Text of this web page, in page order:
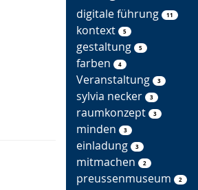
h
e
digitale führung 11
kontext 5
gestaltung 5
farben 4
Veranstaltung 3
sylvia necker 3
raumkonzept 3
minden 3
einladung 3
mitmachen 2
preussenmuseum 2